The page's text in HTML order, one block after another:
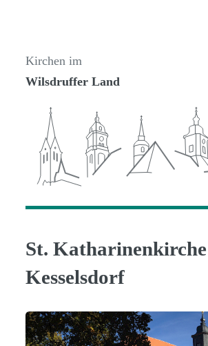
Kirchen im
Wilsdruffer Land
St. Katharinenkirche
Kesselsdorf